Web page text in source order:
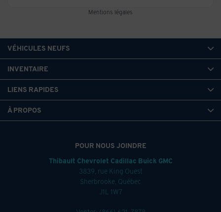
Mentions légales
POUR NOUS JOINDRE
Thibault Chevrolet Cadillac Buick GMC
3839, rue King Ouest
Sherbrooke Québec
J1L 1W7
VÉHICULES NEUFS
INVENTAIRE
LIENS RAPIDES
À PROPOS